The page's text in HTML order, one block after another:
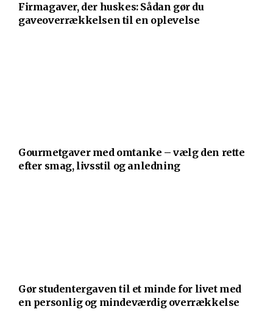
Firmagaver, der huskes: Sådan gør du
gaveoverrækkelsen til en oplevelse
Gourmetgaver med omtanke – vælg den rette
efter smag, livsstil og anledning
Gør studentergaven til et minde for livet med
en personlig og mindeværdig overrækkelse